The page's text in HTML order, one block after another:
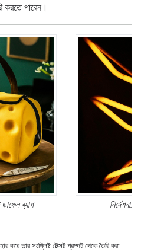
করতে পারেন।
ব্যাগ নির্দেশনা:
তার সংশ্লিষ্ট টেক্সট প্রম্পট থেকে তৈরি করা